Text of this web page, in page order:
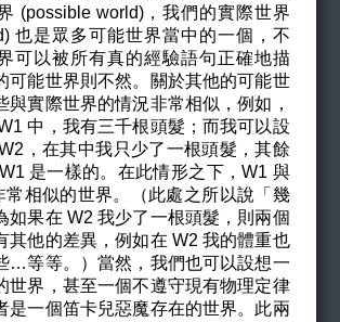
(possible world)，我們的實際世界
也是眾多可能世界當中的一個，不
可以被所有真的經驗語句正確地描
可能世界則不然。關於其他的可能世
與實際世界的情況非常相似，例如，
中，我有三千根頭髮；而我可以設
，在其中我只少了一根頭髮，其餘
是一樣的。在此情形之下，W1 與
常相似的世界。（此處之所以說「幾
如果在 W2 我少了一根頭髮，則兩個
其他的差異，例如在 W2 我的體重也
…等等。）當然，我們也可以設想一
世界，甚至一個不遵守現有物理定律
是一個笛卡兒惡魔存在的世界。此兩